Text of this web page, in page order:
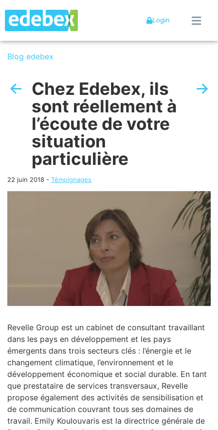
Login
Blog edebex
Chez Edebex, ils
sont réellement à
l’écoute de votre
situation
particulière
22 juin 2018 - Témoignages
Revelle Group est un cabinet de consultant travaillant
dans les pays en développement et les pays
émergents dans trois secteurs clés : l’énergie et le
changement climatique, l’environnement et le
développement économique et social durable. En tant
que prestataire de services transversaux, Revelle
propose également des activités de sensibilisation et
de communication couvrant tous ses domaines de
travail. Emily Koulouvaris est la directrice générale de